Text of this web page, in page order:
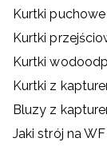
Kurtki